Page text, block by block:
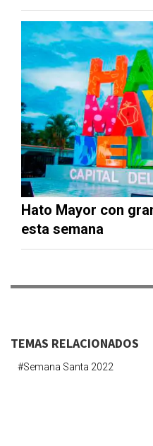
Hato Mayor con
esta semana
TEMAS RELACIONADOS
#semana Santa 2022